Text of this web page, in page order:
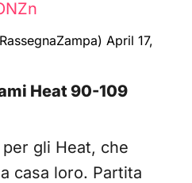
April 17,
Heat 90-109
gli Heat, che
a casa loro. Partita